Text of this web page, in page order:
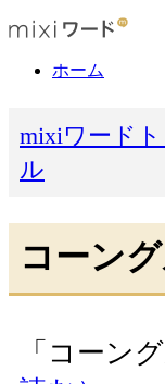
ホーム
mixiワード
ル
コーン
「コーン